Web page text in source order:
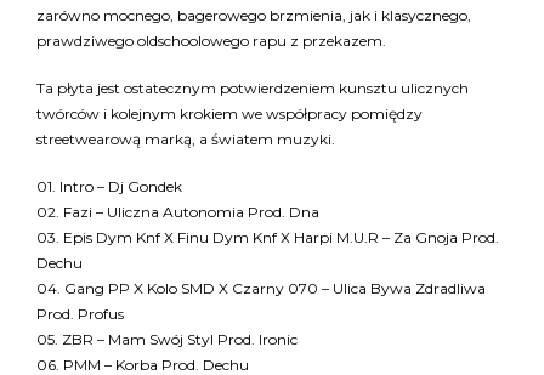
zarówno mocnego, bagerowego brzmienia, jak i klasycznego,
prawdziwego oldschoolowego rapu z przekazem.
Ta płyta jest ostatecznym potwierdzeniem kunsztu ulicznych
twórców i kolejnym krokiem we współpracy pomiędzy
streetwearową marką, a światem muzyki.
01. Intro – Dj Gondek
02. Fazi – Uliczna Autonomia Prod. Dna
03. Epis Dym Knf X Finu Dym Knf X Harpi M.U.R – Za Gnoja Prod.
Dechu
04. Gang PP X Kolo SMD X Czarny 070 – Ulica Bywa Zdradliwa
Prod. Profus
05. ZBR – Mam Swój Styl Prod. Ironic
06. PMM – Korba Prod. Dechu